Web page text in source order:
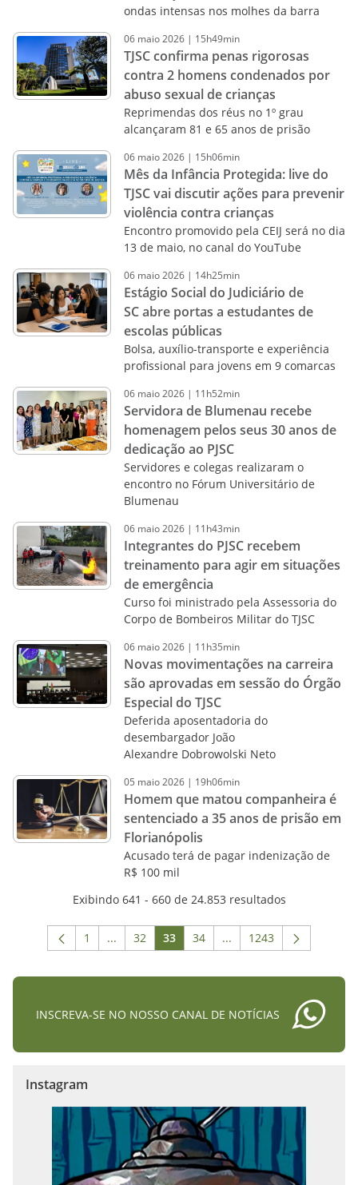
ondas intensas nos molhes da barra
06 maio2026 | 15h49min
TJSC confirma penas rigorosas
contra 2 homens condenados por
abuso sexual de crianças
Reprimendas dos réus no 1º grau
alcançaram 81 e 65 anos de prisão
06 maio2026 | 15h06min
Mês da Infância Protegida: live do
TJSC vai discutir ações para prevenir
violência contra crianças
Encontro promovido pela CEIJ será no dia
13 de maio, no canal do YouTube
06 maio2026 | 14h25min
Estágio Social do Judiciário de
SC abre portas a estudantes de
escolas públicas
Bolsa, auxílio-transporte e experiência
profissional para jovens em 9 comarcas
06 maio2026 | 11h52min
Servidora de Blumenau recebe
homenagem pelos seus 30 anos de
dedicação ao PJSC
Servidores e colegas realizaram o
encontro no Fórum Universitário de
Blumenau
06 maio2026 | 11h43min
Integrantes do PJSC recebem
treinamento para agir em situações
de emergência
Curso foi ministrado pela Assessoria do
Corpo de Bombeiros Militar do TJSC
06 maio2026 | 11h35min
Novas movimentações na carreira
são aprovadas em sessão do Órgão
Especial do TJSC
Deferida aposentadoria do
desembargador João
Alexandre Dobrowolski Neto
05 maio2026 | 19h06min
Homem que matou companheira é
sentenciado a 35 anos de prisão em
Florianópolis
Acusado terá de pagar indenização de
R$ 100 mil
Exibindo 641 - 660 de 24.853 resultados
Página
1 ...Páginas intermediárias Usar ABA para
Página
32 Página
33 Página
34 ...Páginas intermediárias
Página
1243
INSCREVA-SE NO NOSSO CANAL DE NOTÍCIAS
Instagram